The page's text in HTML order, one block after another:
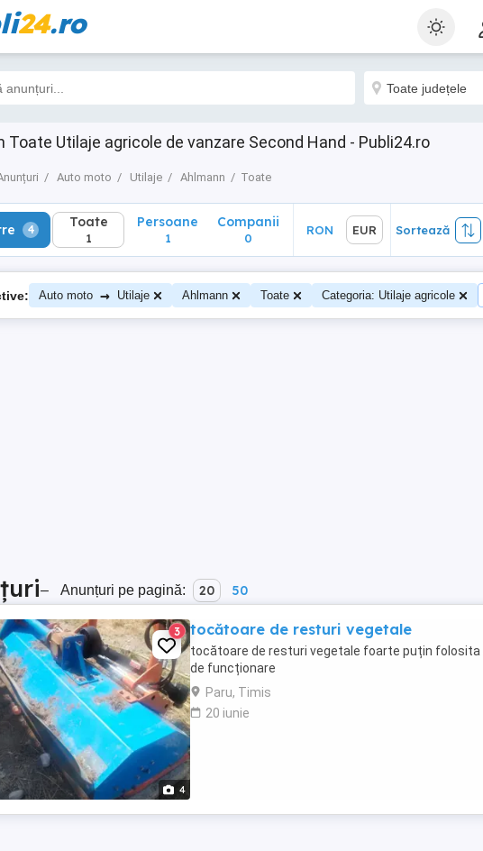
24.ro
Toate Utilaje agricole de vanzare Second Hand - Publi24.ro
Auto moto Utilaje Ahlmann Toate
4 Toate
1
Sortează
4 Toate
1
Persoane
1
Companii
0
RON EUR Sortează
Auto moto → Utilaje Ahlmann Toate Categoria: Utilaje agricole
– Anunțuri pe pagină: 20 50
4
3 tocătoare de resturi vegetale
tocătoare de resturi vegetale foarte puțin
de funcționare
Paru, Timis
20 iunie